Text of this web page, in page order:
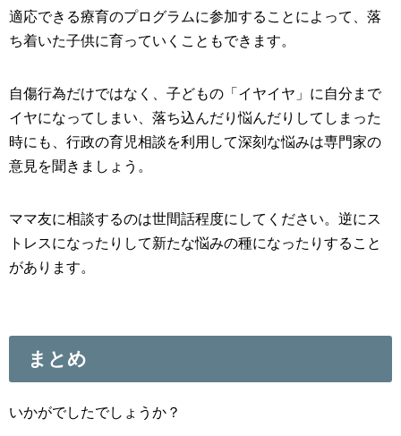
適応できる療育のプログラムに参加することによって、落
ち着いた子供に育っていくこともできます。
自傷行為だけではなく、子どもの「イヤイヤ」に自分まで
イヤになってしまい、落ち込んだり悩んだりしてしまった
時にも、行政の育児相談を利用して深刻な悩みは専門家の
意見を聞きましょう。
ママ友に相談するのは世間話程度にしてください。逆にス
トレスになったりして新たな悩みの種になったりすること
があります。
まとめ
いかがでしたでしょうか？